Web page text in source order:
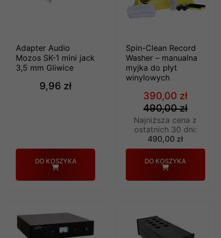
Adapter Audio
Mozos SK-1 mini jack
3,5 mm Gliwice
9,96 zł
Spin-Clean Record
Washer – manualna
myjka do płyt
winylowych
390,00 zł
490,00 zł
Najniższa cena z
ostatnich 30 dni:
490,00 zł